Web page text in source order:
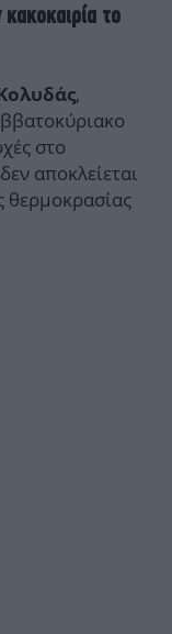
το
,
στο
αποκλείεται
θερμοκρασίας